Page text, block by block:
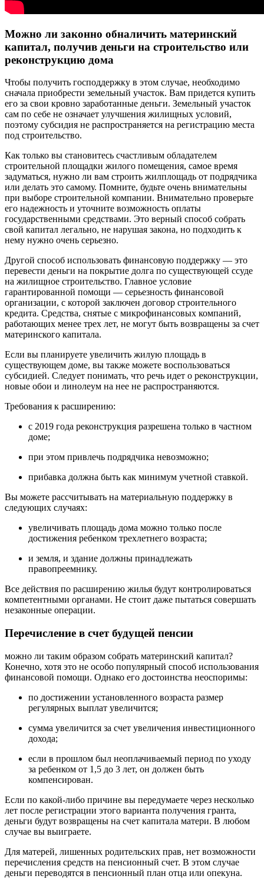
Можно ли законно обналичить материнский
капитал, получив деньги на строительство или
реконструкцию дома
Чтобы получить господдержку в этом случае, необходимо
сначала приобрести земельный участок. Вам придется купить
его за свои кровно заработанные деньги. Земельный участок
сам по себе не означает улучшения жилищных условий,
поэтому субсидия не распространяется на регистрацию места
под строительство.
Как только вы становитесь счастливым обладателем
строительной площадки жилого помещения, самое время
задуматься, нужно ли вам строить жилплощадь от подрядчика
или делать это самому. Помните, будьте очень внимательны
при выборе строительной компании. Внимательно проверьте
его надежность и уточните возможность оплаты
государственными средствами. Это верный способ собрать
свой капитал легально, не нарушая закона, но подходить к
нему нужно очень серьезно.
Другой способ использовать финансовую поддержку — это
перевести деньги на покрытие долга по существующей ссуде
на жилищное строительство. Главное условие
гарантированной помощи — серьезность финансовой
организации, с которой заключен договор строительного
кредита. Средства, снятые с микрофинансовых компаний,
работающих менее трех лет, не могут быть возвращены за счет
материнского капитала.
Если вы планируете увеличить жилую площадь в
существующем доме, вы также можете воспользоваться
субсидией. Следует понимать, что речь идет о реконструкции,
новые обои и линолеум на нее не распространяются.
Требования к расширению:
с 2019 года реконструкция разрешена только в частном
доме;
при этом привлечь подрядчика невозможно;
прибавка должна быть как минимум учетной ставкой.
Вы можете рассчитывать на материальную поддержку в
следующих случаях:
увеличивать площадь дома можно только после
достижения ребенком трехлетнего возраста;
и земля, и здание должны принадлежать
правопреемнику.
Все действия по расширению жилья будут контролироваться
компетентными органами. Не стоит даже пытаться совершать
незаконные операции.
Перечисление в счет будущей пенсии
можно ли таким образом собрать материнский капитал?
Конечно, хотя это не особо популярный способ использования
финансовой помощи. Однако его достоинства неоспоримы:
по достижении установленного возраста размер
регулярных выплат увеличится;
сумма увеличится за счет увеличения инвестиционного
дохода;
если в прошлом был неоплачиваемый период по уходу
за ребенком от 1,5 до 3 лет, он должен быть
компенсирован.
Если по какой-либо причине вы передумаете через несколько
лет после регистрации этого варианта получения гранта,
деньги будут возвращены на счет капитала матери. В любом
случае вы выиграете.
Для матерей, лишенных родительских прав, нет возможности
перечисления средств на пенсионный счет. В этом случае
деньги переводятся в пенсионный план отца или опекуна.